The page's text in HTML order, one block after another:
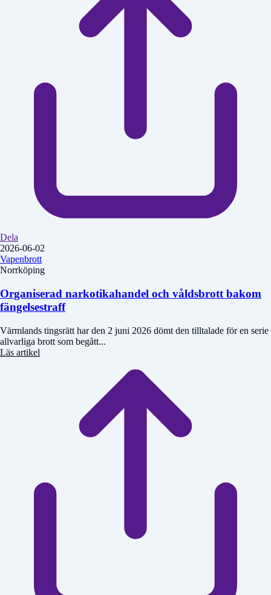
Dela
2026-06-02
Vapenbrott
Norrköping
Organiserad narkotikahandel och våldsbrott bakom
fängelsestraff
Värmlands tingsrätt har den 2 juni 2026 dömt den tilltalade för en serie
allvarliga brott som begått...
Läs artikel